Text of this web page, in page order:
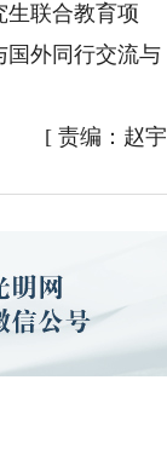
生联合教育项
国外同行交流与
[ 责编：赵宇